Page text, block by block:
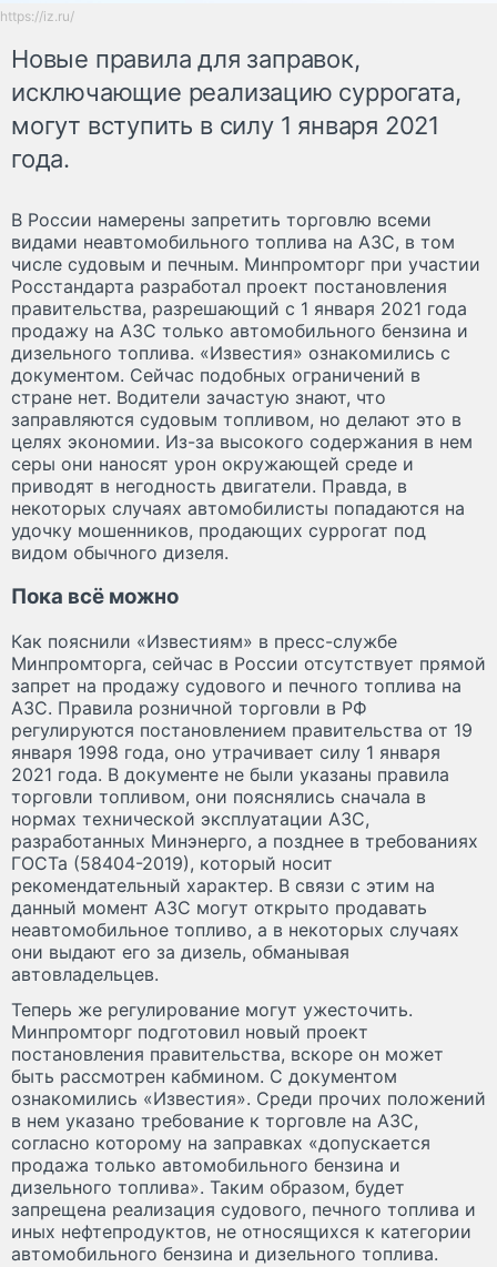
https://iz.ru/
Новые правила для заправок,
исключающие реализацию суррогата,
могут вступить в силу 1 января 2021
года.
В России намерены запретить торговлю всеми
видами неавтомобильного топлива на АЗС, в том
числе судовым и печным. Минпромторг при участии
Росстандарта разработал проект постановления
правительства, разрешающий c 1 января 2021 года
продажу на АЗС только автомобильного бензина и
дизельного топлива. «Известия» ознакомились с
документом. Сейчас подобных ограничений в
стране нет. Водители зачастую знают, что
заправляются судовым топливом, но делают это в
целях экономии. Из-за высокого содержания в нем
серы они наносят урон окружающей среде и
приводят в негодность двигатели. Правда, в
некоторых случаях автомобилисты попадаются на
удочку мошенников, продающих суррогат под
видом обычного дизеля.
Пока всё можно
Как пояснили «Известиям» в пресс-службе
Минпромторга, сейчас в России отсутствует прямой
запрет на продажу судового и печного топлива на
АЗС. Правила розничной торговли в РФ
регулируются постановлением правительства от 19
января 1998 года, оно утрачивает силу 1 января
2021 года. В документе не были указаны правила
торговли топливом, они пояснялись сначала в
нормах технической эксплуатации АЗС,
разработанных Минэнерго, а позднее в требованиях
ГОСТа (58404-2019), который носит
рекомендательный характер. В связи с этим на
данный момент АЗС могут открыто продавать
неавтомобильное топливо, а в некоторых случаях
они выдают его за дизель, обманывая
автовладельцев.
Теперь же регулирование могут ужесточить.
Минпромторг подготовил новый проект
постановления правительства, вскоре он может
быть рассмотрен кабмином. С документом
ознакомились «Известия». Среди прочих положений
в нем указано требование к торговле на АЗС,
согласно которому на заправках «допускается
продажа только автомобильного бензина и
дизельного топлива». Таким образом, будет
запрещена реализация судового, печного топлива и
иных нефтепродуктов, не относящихся к категории
автомобильного бензина и дизельного топлива.